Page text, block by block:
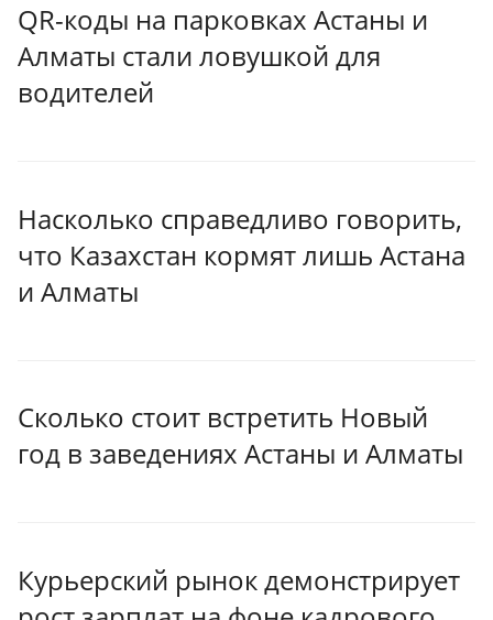
QR-коды на парковках Астаны и
Алматы стали ловушкой для
водителей
Насколько справедливо говорить,
что Казахстан кормят лишь Астана
и Алматы
Сколько стоит встретить Новый
год в заведениях Астаны и Алматы
Курьерский рынок демонстрирует